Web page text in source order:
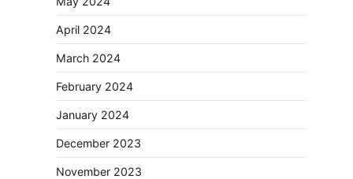
April 2024
March 2024
February 2024
January 2024
December 2023
November 2023